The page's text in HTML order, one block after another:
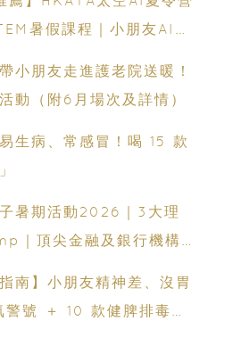
暑假課程｜小朋友AI課
小朋友走進護老院送暖！
動（附6月場次及詳情）
生病、常感冒！喝 15 款
子暑期活動2026｜3大理
｜頂尖金融及銀行機構
南】小朋友精神差、沒胃
號 ＋ 10 款健脾排毒祛